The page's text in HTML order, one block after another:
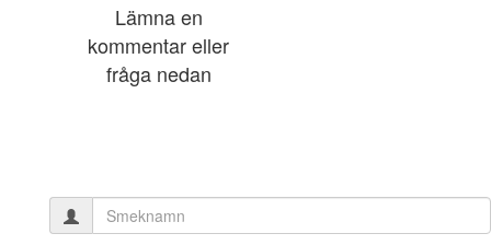
Lämna en
kommentar eller
fråga nedan